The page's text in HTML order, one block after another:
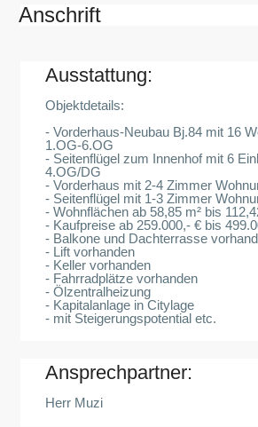
Anschrift
Ausstattung:
Objektdetails:
- Vorderhaus-Neubau Bj.84 mit 16
1.OG-6.OG
- Seitenflügel zum Innenhof mit 6
4.OG/DG
- Vorderhaus mit 2-4 Zimmer
- Seitenflügel mit 1-3 Zimmer
- Wohnflächen ab 58,85 m² bis
- Kaufpreise ab 259.000,- € bis
- Balkone und Dachterrasse
- Lift vorhanden
- Keller vorhanden
- Fahrradplätze vorhanden
- Ölzentralheizung
- Kapitalanlage in Citylage
- mit Steigerungspotential etc.
Ansprechpartner:
Herr Muzi